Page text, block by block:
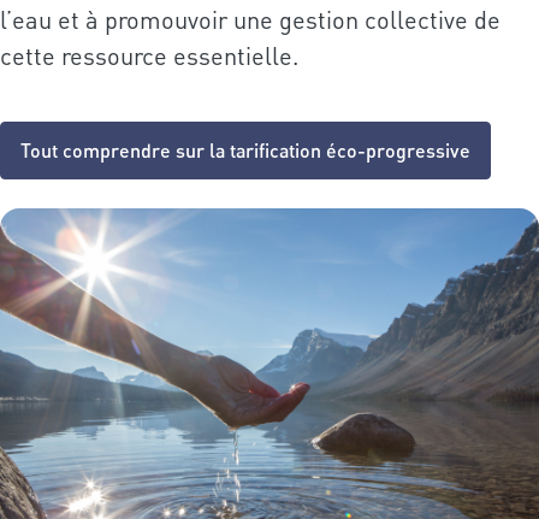
l’eau et à promouvoir une gestion collective de
cette ressource essentielle.
Tout comprendre sur la tarification éco-progressive